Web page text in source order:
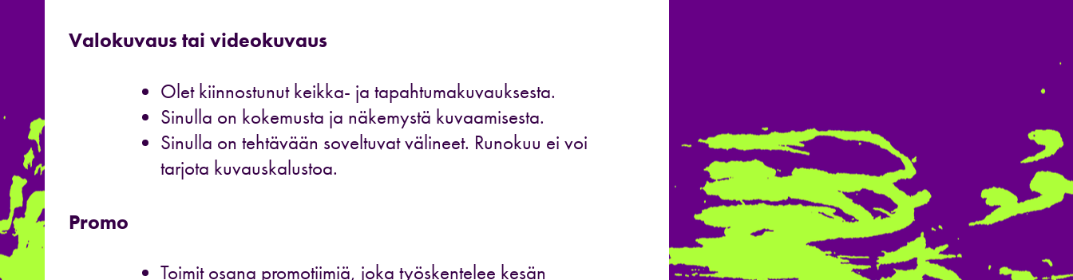
Valokuvaus tai videokuvaus
Olet kiinnostunut keikka- ja tapahtumakuvauksesta.
Sinulla on kokemusta ja näkemystä kuvaamisesta.
Sinulla on tehtävään soveltuvat välineet. Runokuu ei voi
tarjota kuvauskalustoa.
Promo
Toimit osana promotiimiä, joka työskentelee kesän